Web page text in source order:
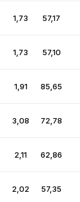
1,73 57,17
1,73 57,10
1,91 85,65
3,08 72,78
2,11 62,86
2,02 57,35